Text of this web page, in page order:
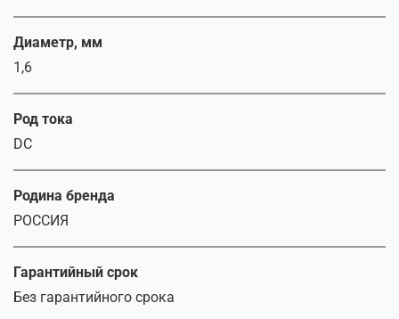
Диаметр, мм
1,6
Род тока
DC
Родина бренда
РОССИЯ
Гарантийный срок
Без гарантийного срока